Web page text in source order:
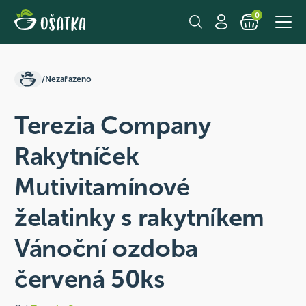
0
/Nezařazeno
Terezia Company
Rakytníček
Mutivitamínové
želatinky s rakytníkem
Vánoční ozdoba
červená 50ks